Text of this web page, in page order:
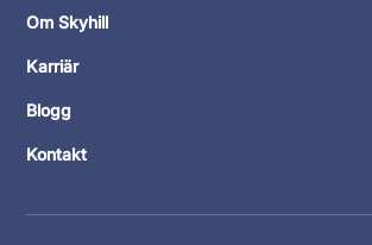
Om Skyhill
Karriär
Blogg
Kontakt